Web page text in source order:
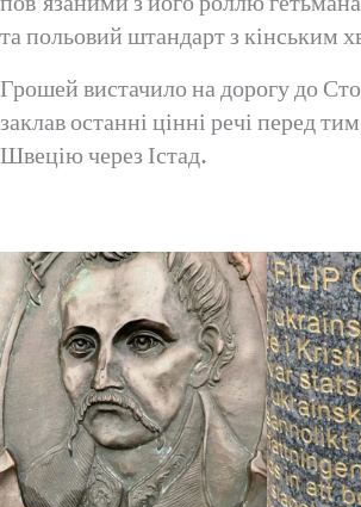
та польовий штандарт з кінським
Грошей вистачило на дорогу до
заклав останні цінні речі перед
Швецію через Істад.